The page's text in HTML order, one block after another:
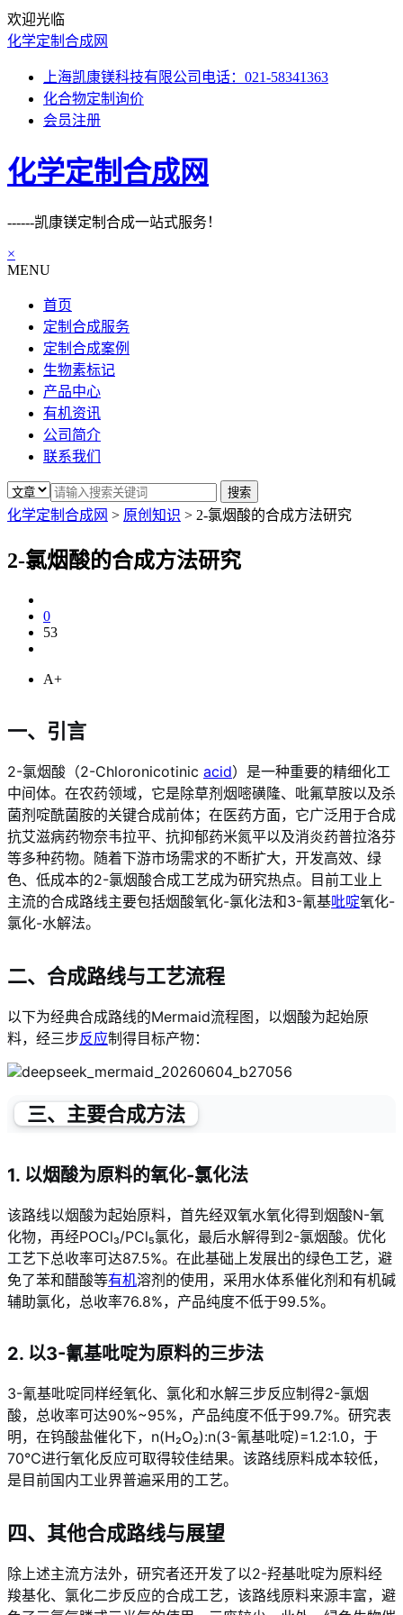
欢迎光临
化学定制合成网
上海凯康镁科技有限公司电话：021-58341363
化合物定制询价
会员注册
化学定制合成网
------凯康镁定制合成一站式服务！
×
MENU
首页
定制合成服务
定制合成案例
生物素标记
产品中心
有机资讯
公司简介
联系我们
化学定制合成网 > 原创知识 > 2-氯烟酸的合成方法研究
2-氯烟酸的合成方法研究
0
53
A+
一、引言
2-氯烟酸（2-Chloronicotinic acid）是一种重要的精细化工
中间体。在农药领域，它是除草剂烟嘧磺隆、吡氟草胺以及杀
菌剂啶酰菌胺的关键合成前体；在医药方面，它广泛用于合成
抗艾滋病药物奈韦拉平、抗抑郁药米氮平以及消炎药普拉洛芬
等多种药物。随着下游市场需求的不断扩大，开发高效、绿
色、低成本的2-氯烟酸合成工艺成为研究热点。目前工业上
主流的合成路线主要包括烟酸氧化-氯化法和3-氰基吡啶氧化-
氯化-水解法。
二、合成路线与工艺流程
以下为经典合成路线的Mermaid流程图，以烟酸为起始原
料，经三步反应制得目标产物：
三、主要合成方法
1. 以烟酸为原料的氧化-氯化法
该路线以烟酸为起始原料，首先经双氧水氧化得到烟酸N-氧
化物，再经POCl₃/PCl₅氯化，最后水解得到2-氯烟酸。优化
工艺下总收率可达87.5%。在此基础上发展出的绿色工艺，避
免了苯和醋酸等有机溶剂的使用，采用水体系催化剂和有机碱
辅助氯化，总收率76.8%，产品纯度不低于99.5%。
2. 以3-氰基吡啶为原料的三步法
3-氰基吡啶同样经氧化、氯化和水解三步反应制得2-氯烟
酸，总收率可达90%~95%，产品纯度不低于99.7%。研究表
明，在钨酸盐催化下，n(H₂O₂):n(3-氰基吡啶)=1.2:1.0，于
70℃进行氧化反应可取得较佳结果。该路线原料成本较低，
是目前国内工业界普遍采用的工艺。
四、其他合成路线与展望
除上述主流方法外，研究者还开发了以2-羟基吡啶为原料经
羧基化、氯化二步反应的合成工艺，该路线原料来源丰富，避